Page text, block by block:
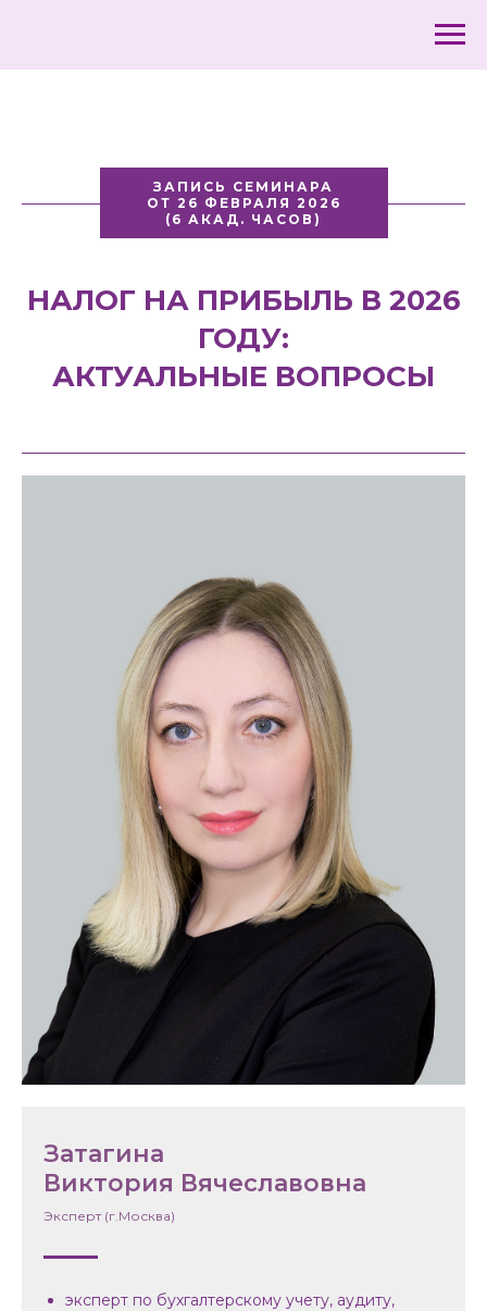
ЗАПИСЬ СЕМИНАРА
ОТ 26 ФЕВРАЛЯ 2026
(6 АКАД. ЧАСОВ)
НАЛОГ НА ПРИБЫЛЬ В 2026
ГОДУ:
АКТУАЛЬНЫЕ ВОПРОСЫ
Затагина
Виктория Вячеславовна
Эксперт (г.Москва)
эксперт по бухгалтерскому учету, аудиту,